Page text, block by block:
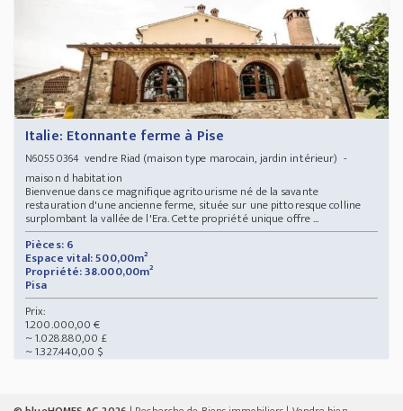
Italie: Etonnante ferme à Pise
N60550364vendre Riad (maison type marocain, jardin intérieur) -
maison d habitation
Bienvenue dans ce magnifique agritourisme né de la savante
restauration d'une ancienne ferme, située sur une pittoresque colline
surplombant la vallée de l'Era. Cette propriété unique offre ...
Pièces: 6
Espace vital: 500,00m²
Propriété: 38.000,00m²
Pisa
Prix:
1.200.000,00 €
~ 1.028.880,00 £
~ 1.327.440,00 $